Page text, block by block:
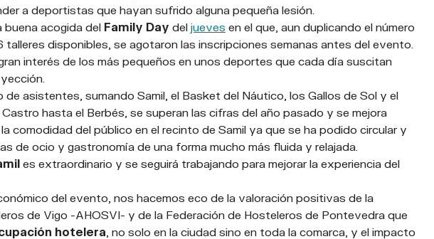
a deportistas que hayan sufrido alguna pequeña lesión.
acogida del Family Day del jueves en el que, aun duplicando el número
talleres disponibles, se agotaron las inscripciones semanas antes del evento.
interés de los más pequeños en unos deportes que cada día suscitan
de asistentes, sumando Samil, el Basket del Náutico, los Gallos de Sol y el
hasta el Berbés, se superan las cifras del año pasado y se mejora
comodidad del público en el recinto de Samil ya que se ha podido circular y
de ocio y gastronomía de una forma mucho más fluida y relajada.
es extraordinario y se seguirá trabajando para mejorar la experiencia del
del evento, nos hacemos eco de la valoración positivas de la
de Vigo -AHOSVI- y de la Federación de Hosteleros de Pontevedra que
hotelera , no solo en la ciudad sino en toda la comarca, y el impacto